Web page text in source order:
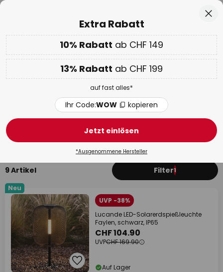
Nur
00D 07H 26M 33S
10% ab CHF 149 & 13% ab CHF 199 extraauf fast alles
Code:WOW kopieren
WOW Week:Bis zu -70%
Design Solarleuchten
Solarleuchten mit Bewegungsmelder
9 Artikel Filter1
Neu
UVP -38%
Lucande LED-Solarerdspießleuchte
Faylen, schwarz, IP65
CHF 104.90
UVPCHF 169.90
Auf Lager
Extra Rabatt
10% Rabatt ab CHF 149
13% Rabatt ab CHF 199
auf fast alles*
Ihr Code:WOW kopieren
Jetzt einlösen
*Ausgenommene Hersteller